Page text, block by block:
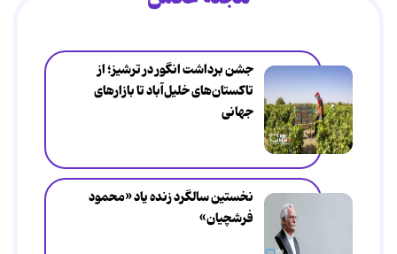
جشن برداشت انگور در ترشیز؛ از
تاکستان‌های خلیل‌آباد تا بازارهای
جهانی
نخستین سالگرد زنده یاد «محمود
فرشچیان»